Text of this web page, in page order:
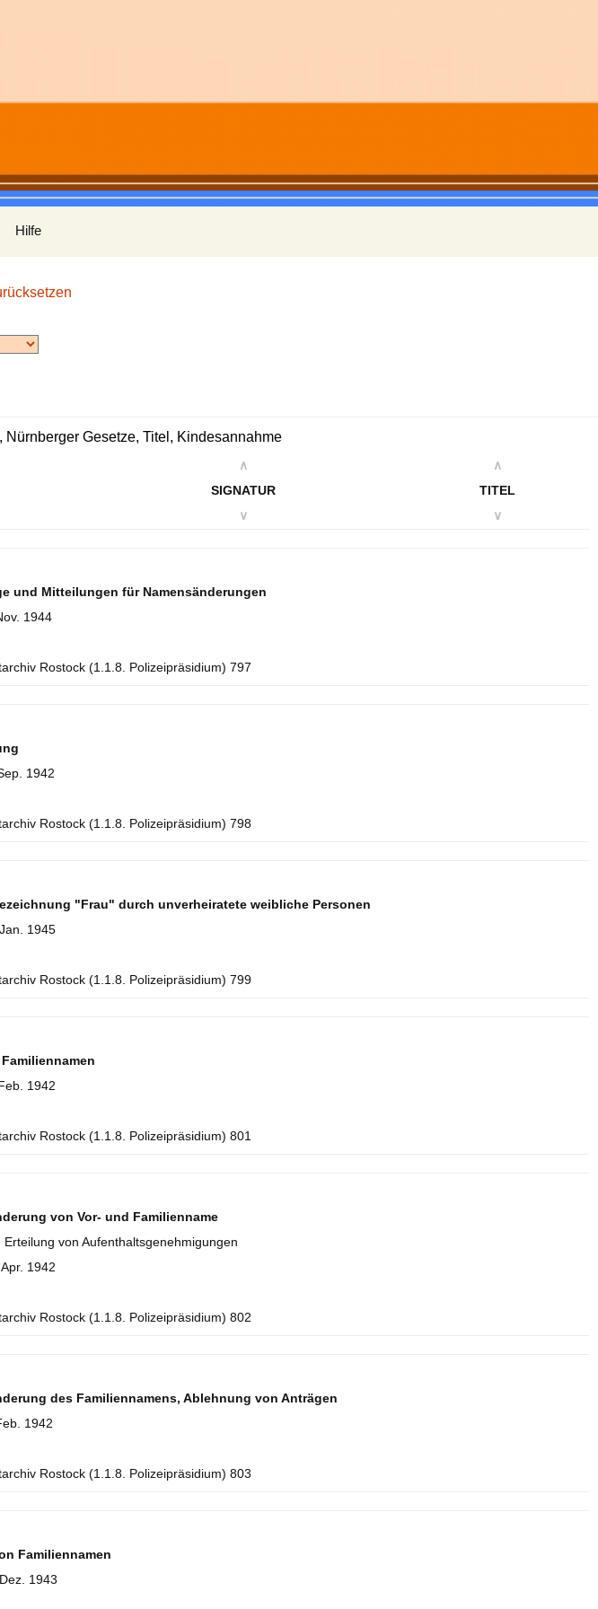
Hilfe
Gesetze, Titel, Kindesannahme
∧
SIGNATUR
∨
∧
TITEL
∨
und Mitteilungen für Namensänderungen
1944
Rostock (1.1.8. Polizeipräsidium) 797
1942
Rostock (1.1.8. Polizeipräsidium) 798
"Frau" durch unverheiratete weibliche Personen
1945
Rostock (1.1.8. Polizeipräsidium) 799
1942
Rostock (1.1.8. Polizeipräsidium) 801
von Vor- und Familienname
Erteilung von Aufenthaltsgenehmigungen
1942
Rostock (1.1.8. Polizeipräsidium) 802
des Familiennamens, Ablehnung von Anträgen
1942
Rostock (1.1.8. Polizeipräsidium) 803
Familiennamen
1943